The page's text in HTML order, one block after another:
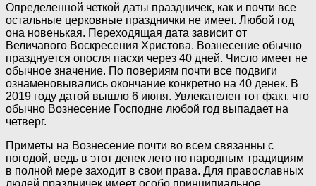
Определенной четкой даты праздничек, как и почти все
остальные церковные празднички не имеет. Любой год
она новенькая. Переходящая дата зависит от
Величавого Воскресения Христова. Вознесение обычно
празднуется опосля пасхи через 40 дней. Число имеет не
обычное значение. По повериям почти все подвиги
ознаменовывались окончание конкретно на 40 денек. В
2019 году датой вышло 6 июня. Увлекателен тот факт, что
обычно Вознесение Господне любой год выпадает на
четверг.
Приметы на Вознесение почти во всем связанны с
погодой, ведь в этот денек лето по народным традициям
в полной мере заходит в свои права. Для православных
людей праздничек имеет особо принципиальное